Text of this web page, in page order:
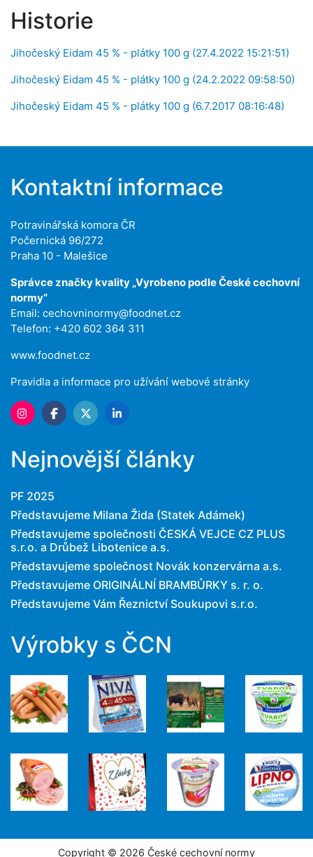
Historie
Jihočeský Eidam 45 % - plátky 100 g (27.4.2022 15:21:51)
Jihočeský Eidam 45 % - plátky 100 g (24.2.2022 09:58:50)
Jihočeský Eidam 45 % - plátky 100 g (6.7.2017 08:16:48)
Kontaktní informace
Potravinářská komora ČR
Počernická 96/272
Praha 10 - Malešice
Správce značky kvality „Vyrobeno podle České cechovní
normy“
Email: cechovninormy@foodnet.cz
Telefon: +420 602 364 311
www.foodnet.cz
Pravidla a informace pro užívání webové stránky
Nejnovější články
PF 2025
Představujeme Milana Žida (Statek Adámek)
Představujeme společnosti ČESKÁ VEJCE CZ PLUS
s.r.o. a Drůbež Libotenice a.s.
Představujeme společnost Novák konzervárna a.s.
Představujeme ORIGINÁLNÍ BRAMBŮRKY s. r. o.
Představujeme Vám Řeznictví Soukupovi s.r.o.
Výrobky s ČCN
Copyright © 2026 České cechovní normy